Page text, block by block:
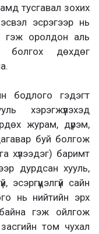
тусгавал зохих
эсвэл эсрэгээр нь
гэж оролдон аль
болгох дөхдөг
бодлого гэдэгт
хэрэгжүүлэхэд
журам, дүрэм,
буй болгож
хүлээдэг) баримт
дурдсан хууль,
сайн
нь нийтийн эрх
гэж ойлгож
том чухал